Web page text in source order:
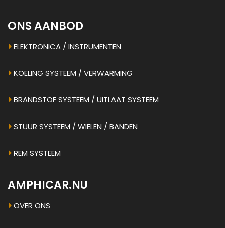
ONS AANBOD
ELEKTRONICA / INSTRUMENTEN
KOELING SYSTEEM / VERWARMING
BRANDSTOF SYSTEEM / UITLAAT SYSTEEM
STUUR SYSTEEM / WIELEN / BANDEN
REM SYSTEEM
AMPHICAR.NU
OVER ONS